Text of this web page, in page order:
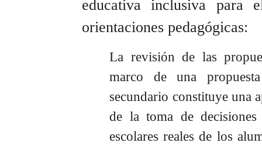
educativa inclusiva para
orientaciones pedagógicas:
La revisión de las
marco de una
secundario constituye una
de la toma de
escolares reales de los